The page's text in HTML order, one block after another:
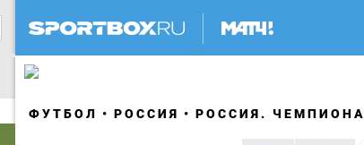
ФУТБОЛ РОССИЯ РОССИЯ.